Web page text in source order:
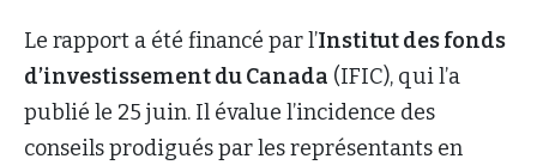
Le rapport a été financé par l’Institut des fonds
d’investissement du Canada (IFIC), qui l’a
publié le 25 juin. Il évalue l’incidence des
conseils prodigués par les représentants en